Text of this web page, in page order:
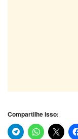
Compartilhe isso: